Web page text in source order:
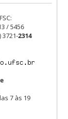
/ 5456
3721-2314
7 às 19